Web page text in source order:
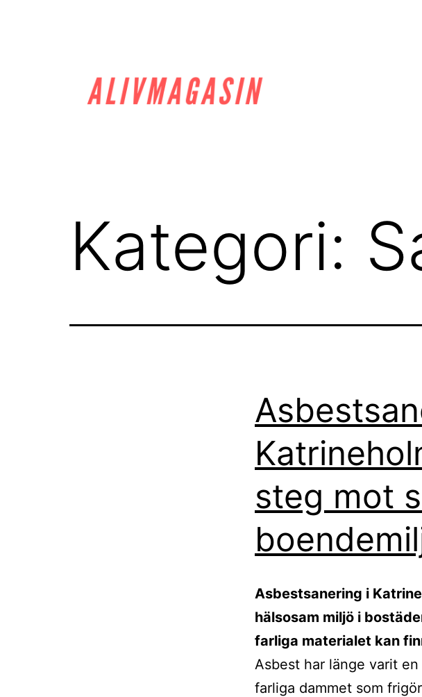
Kategori:
steg mot
Asbestsanering i
hälsosam miljö i
farliga materialet kan
Asbest har länge varit
farliga dammet som